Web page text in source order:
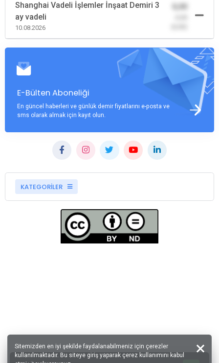
Shanghai Vadeli İşlemler İnşaat Demiri 3
ay vadeli
10.08.2026
0,00
E-Bülten Aboneliği
En güncel haberleri ve günlük demir fiyatlarını e-posta ve
sms olarak almak için kayıt olun.
KATEGORİLER
Sitemizden en iyi şekilde faydalanabilmeniz için çerezler
kullanılmaktadır. Bu siteye giriş yaparak çerez kullanımını kabul